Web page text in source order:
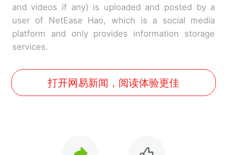
and videos if any) is uploaded and posted by a
user of NetEase Hao, which is a social media
platform and only provides information storage
services.
打开网易新闻，阅读体验更佳